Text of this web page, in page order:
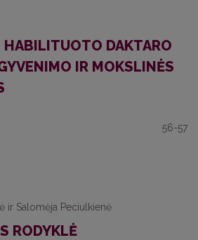
HABILITUOTO DAKTARO
IR MOKSLINĖS
56-57
ir Salomėja Peciulkienė
RODYKLĖ